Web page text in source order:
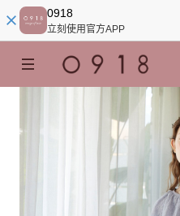
0918
立刻使用官方APP